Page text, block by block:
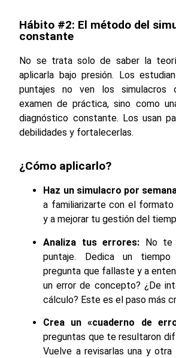
Hábito #2: El método del
constante
No se trata solo de saber la
aplicarla bajo presión. Los
puntajes no ven los simulacros
examen de práctica, sino como
diagnóstico constante. Los usan
debilidades y fortalecerlas.
¿Cómo aplicarlo?
Haz un simulacro por
a familiarizarte con el
y a mejorar tu gestión del
Analiza tus errores: No te
puntaje. Dedica un
pregunta que fallaste y a
un error de concepto? ¿De
cálculo? Este es el paso más
Crea un «cuaderno de
preguntas que te resultaron
Vuelve a revisarlas una y